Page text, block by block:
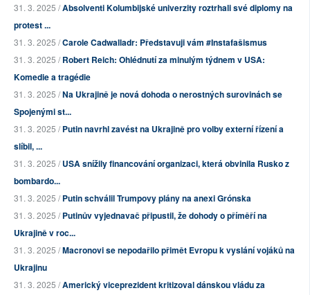
31. 3. 2025 /Absolventi Kolumbijské univerzity roztrhali své diplomy na
protest ...
31. 3. 2025 /Carole Cadwalladr: Představuji vám #Instafašismus
31. 3. 2025 /Robert Reich: Ohlédnutí za minulým týdnem v USA:
Komedie a tragédie
31. 3. 2025 /Na Ukrajině je nová dohoda o nerostných surovinách se
Spojenými st...
31. 3. 2025 /Putin navrhl zavést na Ukrajině pro volby externí řízení a
slíbil, ...
31. 3. 2025 /USA snížily financování organizaci, která obvinila Rusko z
bombardo...
31. 3. 2025 /Putin schválil Trumpovy plány na anexi Grónska
31. 3. 2025 /Putinův vyjednavač připustil, že dohody o příměří na
Ukrajině v roc...
31. 3. 2025 /Macronovi se nepodařilo přimět Evropu k vyslání vojáků na
Ukrajinu
31. 3. 2025 /Americký viceprezident kritizoval dánskou vládu za